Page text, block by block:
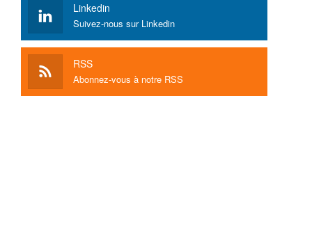
Linkedin
Suivez-nous sur Linkedin
RSS
Abonnez-vous à notre RSS